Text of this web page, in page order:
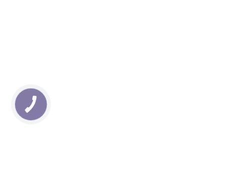
КНОПКА
ЗВ'ЯЗКУ